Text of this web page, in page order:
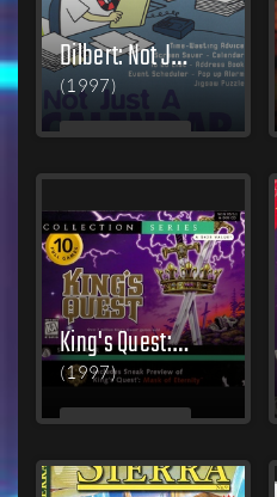
Dilbert: Not Just A Calendar
(1997)
MEHR
King's Quest: Collection Series
(1997)
MEHR